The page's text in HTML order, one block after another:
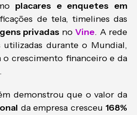
placares e enquetes em
de tela, timelines das
privadas noVine. A rede
utilizadas durante o Mundial,
o crescimento financeiro e da
demonstrou que o valor da
da empresa cresceu 168%